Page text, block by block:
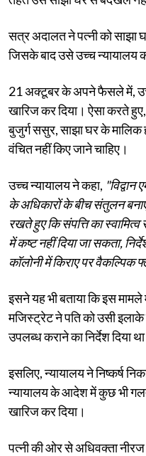
सत्र अदालत ने पत्नी को साझा
जिसके बाद उसे उच्च न्यायालय
21 अक्टूबर के अपने फैसले में,
खारिज कर दिया। ऐसा करते
बुजुर्ग ससुर, साझा घर के
वंचित नहीं किए जाने चाहिए।
उच्च न्यायालय ने कहा, "विद्वान
के अधिकारों के बीच संतुलन
रखते हुए कि संपत्ति का
में कष्ट नहीं दिया जा सकता,
कॉलोनी में किराए पर
इसने यह भी बताया कि इस मामले
मजिस्ट्रेट ने पति को उसी
उपलब्ध कराने का निर्देश दिया
इसलिए, न्यायालय ने निष्कर्ष
न्यायालय के आदेश में कुछ भी
खारिज कर दिया।
पत्नी की ओर से अधिवक्ता नीरज